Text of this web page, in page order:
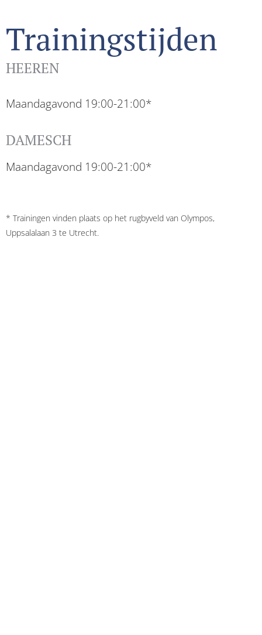
Trainingstijden
HEEREN
Maandagavond 19:00-21:00*
DAMESCH
Maandagavond 19:00-21:00*
* Trainingen vinden plaats op het rugbyveld van Olympos,
Uppsalalaan 3 te Utrecht.